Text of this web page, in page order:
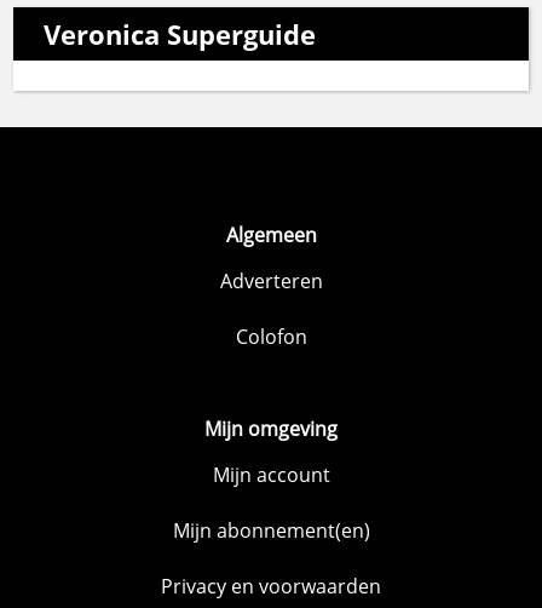
Veronica Superguide
Algemeen
Adverteren
Colofon
Mijn omgeving
Mijn account
Mijn abonnement(en)
Privacy en voorwaarden